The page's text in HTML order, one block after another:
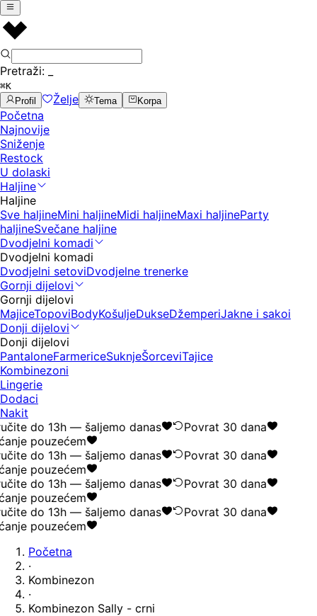
Pretraži:
⌘K
Profil
Želje Tema Korpa
Početna
Najnovije
Sniženje
Restock
U dolaski
Haljine
Haljine
Sve haljineMini haljineMidi haljineMaxi haljineParty
haljineSvečane haljine
Dvodjelni komadi
Dvodjelni komadi
Dvodjelni setoviDvodjelne trenerke
Gornji dijelovi
Gornji dijelovi
MajiceTopoviBodyKošuljeDukseDžemperiJakne i sakoi
Donji dijelovi
Donji dijelovi
PantaloneFarmericeSuknjeŠorceviTajice
Kombinezoni
Lingerie
Dodaci
Nakit
do 13h — šaljemo danas
Povrat 30 dana
pouzećem
do 13h — šaljemo danas
Povrat 30 dana
pouzećem
do 13h — šaljemo danas
Povrat 30 dana
pouzećem
do 13h — šaljemo danas
Povrat 30 dana
pouzećem
Početna
·
Kombinezon
·
Kombinezon Sally - crni